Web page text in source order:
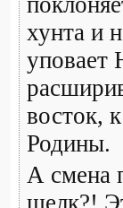
хунта и
восток,
Родины.
А смена
шелк?!